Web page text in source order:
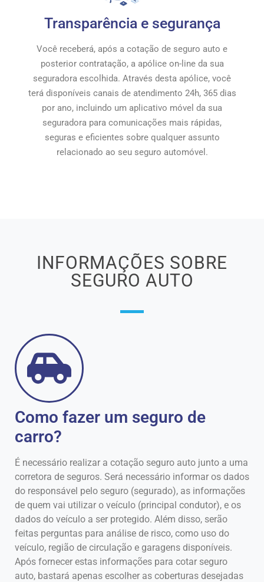
Transparência e segurança
Você receberá, após a cotação de seguro auto e
posterior contratação, a apólice on-line da sua
seguradora escolhida. Através desta apólice, você
terá disponíveis canais de atendimento 24h, 365 dias
por ano, incluindo um aplicativo móvel da sua
seguradora para comunicações mais rápidas,
seguras e eficientes sobre qualquer assunto
relacionado ao seu seguro automóvel.
INFORMAÇÕES SOBRE
SEGURO AUTO
Como fazer um seguro de
carro?
É necessário realizar a cotação seguro auto junto a uma
corretora de seguros. Será necessário informar os dados
do responsável pelo seguro (segurado), as informações
de quem vai utilizar o veículo (principal condutor), e os
dados do veículo a ser protegido. Além disso, serão
feitas perguntas para análise de risco, como uso do
veículo, região de circulação e garagens disponíveis.
Após fornecer estas informações para cotar seguro
auto, bastará apenas escolher as coberturas desejadas